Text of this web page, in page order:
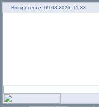
Воскресенье, 09.08.2026, 11:33